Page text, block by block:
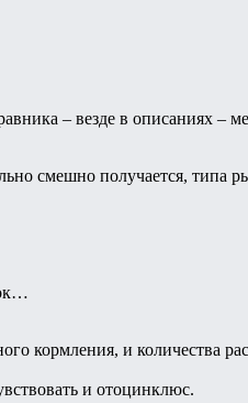
– везде в описаниях –
смешно получается, типа
кормления, и количества
и отоцинклюс.